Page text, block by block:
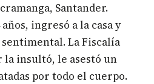
Santander.
ingresó a la casa y
La Fiscalía
insultó, le asestó un
por todo el cuerpo.